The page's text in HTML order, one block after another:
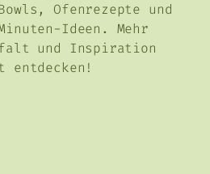
Ofenrezepte und
Ideen. Mehr
und Inspiration